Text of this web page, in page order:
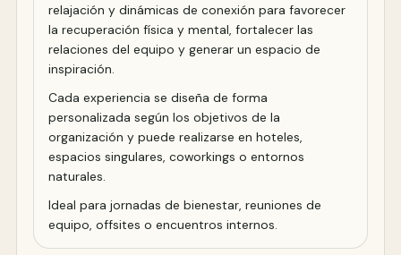
relajación y dinámicas de conexión para favorecer
la recuperación física y mental, fortalecer las
relaciones del equipo y generar un espacio de
inspiración.
Cada experiencia se diseña de forma
personalizada según los objetivos de la
organización y puede realizarse en hoteles,
espacios singulares, coworkings o entornos
naturales.
Ideal para jornadas de bienestar, reuniones de
equipo, offsites o encuentros internos.